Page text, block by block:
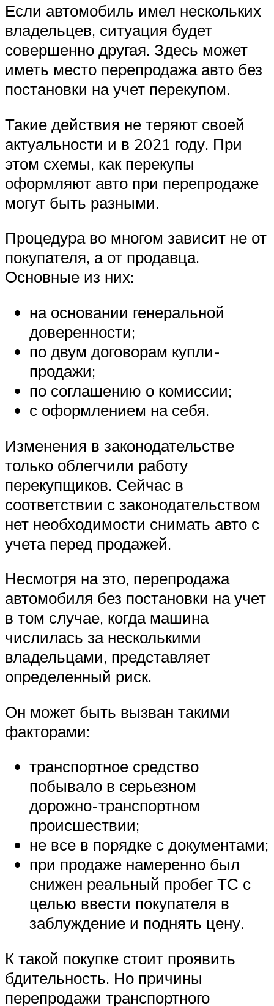
Если автомобиль имел нескольких
владельцев, ситуация будет
совершенно другая. Здесь может
иметь место перепродажа авто без
постановки на учет перекупом.
Такие действия не теряют своей
актуальности и в 2021 году. При
этом схемы, как перекупы
оформляют авто при перепродаже
могут быть разными.
Процедура во многом зависит не от
покупателя, а от продавца.
Основные из них:
на основании генеральной
доверенности;
по двум договорам купли-
продажи;
по соглашению о комиссии;
с оформлением на себя.
Изменения в законодательстве
только облегчили работу
перекупщиков. Сейчас в
соответствии с законодательством
нет необходимости снимать авто с
учета перед продажей.
Несмотря на это, перепродажа
автомобиля без постановки на учет
в том случае, когда машина
числилась за несколькими
владельцами, представляет
определенный риск.
Он может быть вызван такими
факторами:
транспортное средство
побывало в серьезном
дорожно-транспортном
происшествии;
не все в порядке с документами;
при продаже намеренно был
снижен реальный пробег ТС с
целью ввести покупателя в
заблуждение и поднять цену.
К такой покупке стоит проявить
бдительность. Но причины
перепродажи транспортного